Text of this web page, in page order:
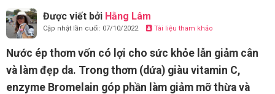
Được viết bởi Hằng Lâm
Cập nhật lần cuối: 07/10/2022 Tài liệu tham khảo
Nước ép thơm vốn có lợi cho sức khỏe lẫn giảm cân
và làm đẹp da. Trong thơm (dứa) giàu vitamin C,
enzyme Bromelain góp phần làm giảm mỡ thừa và